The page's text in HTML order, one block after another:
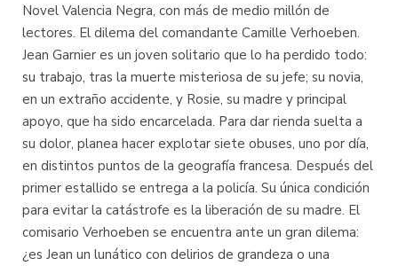
Novel Valencia Negra, con más de medio millón de
lectores. El dilema del comandante Camille Verhoeben.
Jean Garnier es un joven solitario que lo ha perdido todo:
su trabajo, tras la muerte misteriosa de su jefe; su novia,
en un extraño accidente, y Rosie, su madre y principal
apoyo, que ha sido encarcelada. Para dar rienda suelta a
su dolor, planea hacer explotar siete obuses, uno por día,
en distintos puntos de la geografía francesa. Después del
primer estallido se entrega a la policía. Su única condición
para evitar la catástrofe es la liberación de su madre. El
comisario Verhoeben se encuentra ante un gran dilema:
¿es Jean un lunático con delirios de grandeza o una